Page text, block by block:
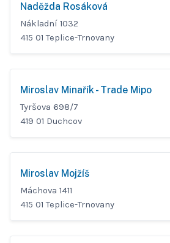
Naděžda Rosáková
Nákladní 1032
415 01 Teplice-Trnovany
Miroslav Minařík - Trade Mipo
Tyršova 698/7
419 01 Duchcov
Miroslav Mojžíš
Máchova 1411
415 01 Teplice-Trnovany